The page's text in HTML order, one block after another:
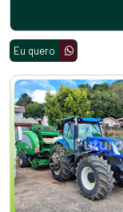
Eu quero